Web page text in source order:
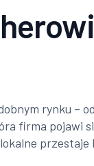
rynku –
firma pojawi
przestaje